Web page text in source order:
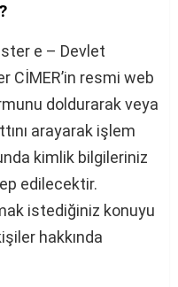
e – Devlet
CİMER’in resmi web
doldurarak veya
arayarak işlem
kimlik bilgileriniz
edilecektir.
istediğiniz konuyu
hakkında